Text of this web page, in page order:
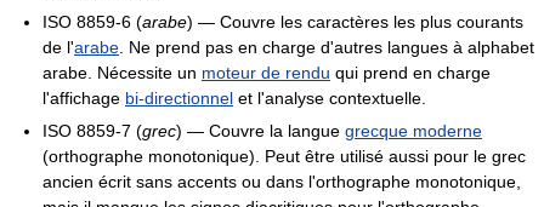
ISO 8859-6 (arabe) — Couvre les caractères les plus courants
de l'arabe . Ne prend pas en charge d'autres langues à alphabet
arabe. Nécessite un moteur de rendu qui prend en charge
l'affichage bi-directionnel et l'analyse contextuelle.
ISO 8859-7 (grec) — Couvre la langue grecque moderne
(orthographe monotonique). Peut être utilisé aussi pour le grec
ancien écrit sans accents ou dans l'orthographe monotonique,